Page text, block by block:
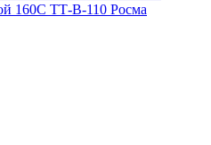
160С ТТ-В-110 Росма